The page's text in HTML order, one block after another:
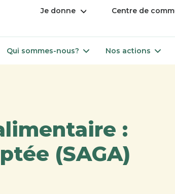
Je donne Open Centre de
Qui sommes-nous? Open Nos actions Open
:
(SAGA)